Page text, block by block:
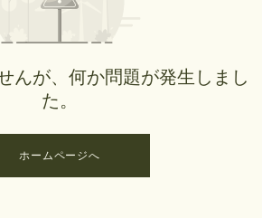
んが、何か問題が発生しまし
た。
ホームページへ